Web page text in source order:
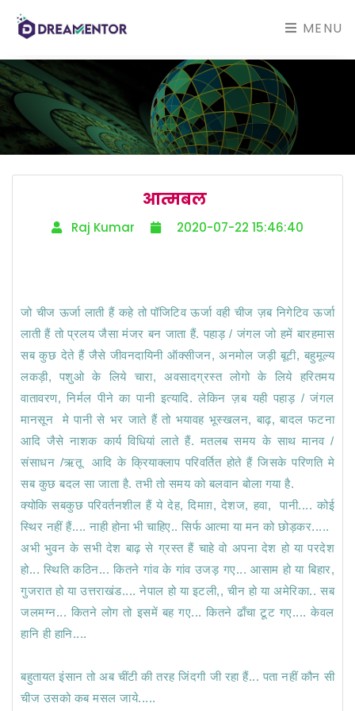
MENU
आत्मबल
Raj Kumar 2020-07-22 15:46:40
जो चीज ऊर्जा लाती हैं कहे तो पॉजिटिव ऊर्जा वही चीज ज़ब निगेटिव ऊर्जा
लाती हैं तो प्रलय जैसा मंजर बन जाता हैं. पहाड़ / जंगल जो हमें बारहमास
सब कुछ देते हैं जैसे जीवनदायिनी ऑक्सीजन, अनमोल जड़ी बूटी, बहुमूल्य
लकड़ी, पशुओ के लिये चारा, अवसादग्रस्त लोगो के लिये हरितमय
वातावरण, निर्मल पीने का पानी इत्यादि. लेकिन ज़ब यही पहाड़ / जंगल
मानसून  मे पानी से भर जाते हैं तो भयावह भूस्खलन, बाढ़, बादल फटना
आदि जैसे नाशक कार्य विधियां लाते हैं. मतलब समय के साथ मानव /
संसाधन /ऋतू  आदि के क्रियाक्लाप परिवर्तित होते हैं जिसके परिणति मे
सब कुछ बदल सा जाता है. तभी तो समय को बलवान बोला गया है.
क्योकि सबकुछ परिवर्तनशील हैं ये देह, दिमाग़, देशज, हवा,  पानी.... कोई
स्थिर नहीं हैं.... नाही होना भी चाहिए.. सिर्फ आत्मा या मन को छोड़कर.....
अभी भुवन के सभी देश बाढ़ से ग्रस्त हैं चाहे वो अपना देश हो या परदेश
हो... स्थिति कठिन... कितने गांव के गांव उजड़ गए... आसाम हो या बिहार,
गुजरात हो या उत्तराखंड.... नेपाल हो या इटली,, चीन हो या अमेरिका.. सब
जलमग्न... कितने लोग तो इसमें बह गए... कितने ढाँचा टूट गए.... केवल
हानि ही हानि....
बहुतायत इंसान तो अब चींटी की तरह जिंदगी जी रहा हैं... पता नहीं कौन सी
चीज उसको कब मसल जाये.....